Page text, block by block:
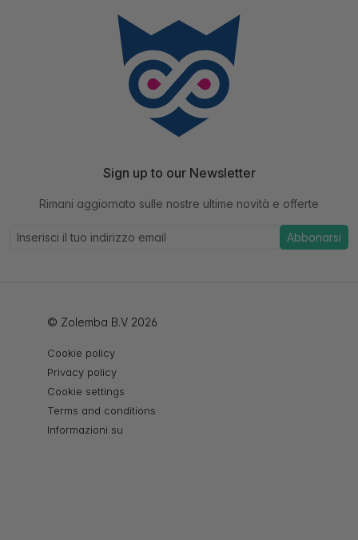
Sign up to our Newsletter
Rimani aggiornato sulle nostre ultime novità e offerte
Abbonarsi
© Zolemba B.V 2026
Cookie policy
Privacy policy
Cookie settings
Terms and conditions
Informazioni su